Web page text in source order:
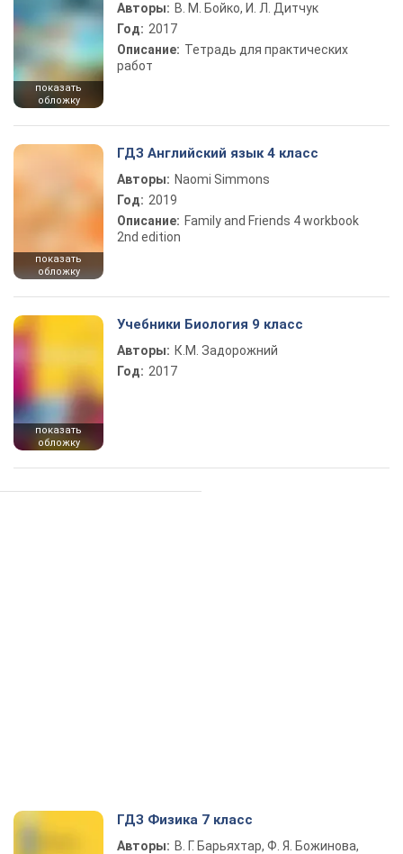
показать
обложку
Авторы: В. М. Бойко, И. Л. Дитчук
Год: 2017
Описание: Тетрадь для практических
работ
показать
обложку
ГДЗ Английский язык 4 класс
Авторы: Naomi Simmons
Год: 2019
Описание: Family and Friends 4 workbook
2nd edition
показать
обложку
Учебники Биология 9 класс
Авторы: К.М. Задорожний
Год: 2017
ГДЗ Физика 7 класс
Авторы: В. Г. Барьяхтар, Ф. Я. Божинова,